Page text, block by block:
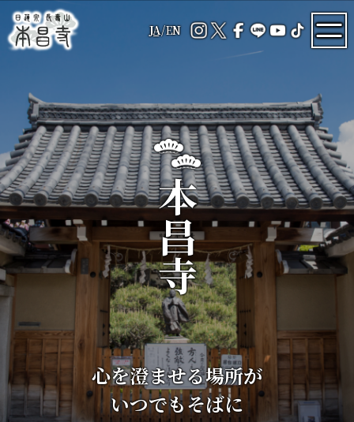
JA/EN
心を澄ませる場所が
いつでもそばに
本昌寺